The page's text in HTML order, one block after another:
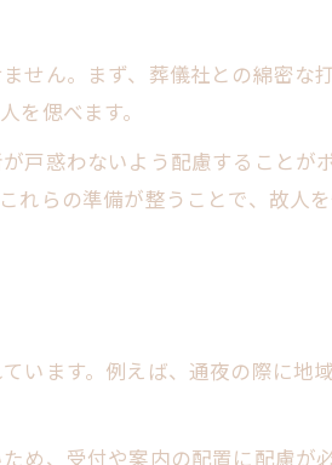
せん。まず、葬儀社との綿密な
を偲べます。
戸惑わないよう配慮することが
らの準備が整うことで、故人
います。例えば、通夜の際に地
め、受付や案内の配置に配慮が